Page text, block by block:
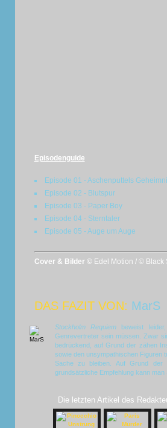
Episodenguide
Episode 01 - Aschenputtels
Episode 02 - Blutspur
Episode 03 - Paper Boy
Episode 04 - Sterntaler
Episode 05 - Auge um Auge
Cover & Bilder © Edel Motion / © Black
DAS FAZIT VON: MarS
Stockholm Requiembeweist leider,
Genrevertreter sein müssen. Zwar
bedrückend, auf Grund der zähen
sowie den unsympathischen Figuren
Sache zu bleiben. Auf Grund der
grundsätzliche Empfehlung kann man
Die letzten Artikel des